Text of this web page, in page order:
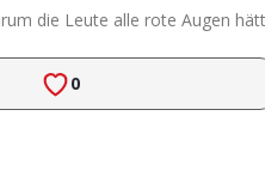
die Leute alle rote Augen
0